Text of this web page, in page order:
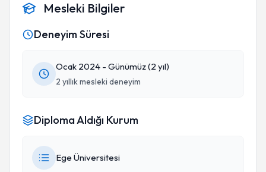
Mesleki Bilgiler
Deneyim Süresi
Ocak 2024 - Günümüz (2 yıl)
2 yıllık mesleki deneyim
Diploma Aldığı Kurum
Ege Üniversitesi